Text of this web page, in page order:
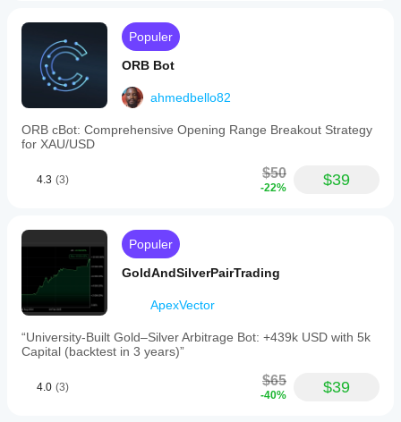
Populer
ORB Bot
ahmedbello82
ORB cBot: Comprehensive Opening Range Breakout Strategy
for XAU/USD
4.3 (3) $50
-22% $39
Populer
GoldAndSilverPairTrading
ApexVector
“University-Built Gold–Silver Arbitrage Bot: +439k USD with 5k
Capital (backtest in 3 years)”
4.0 (3) $65
-40% $39